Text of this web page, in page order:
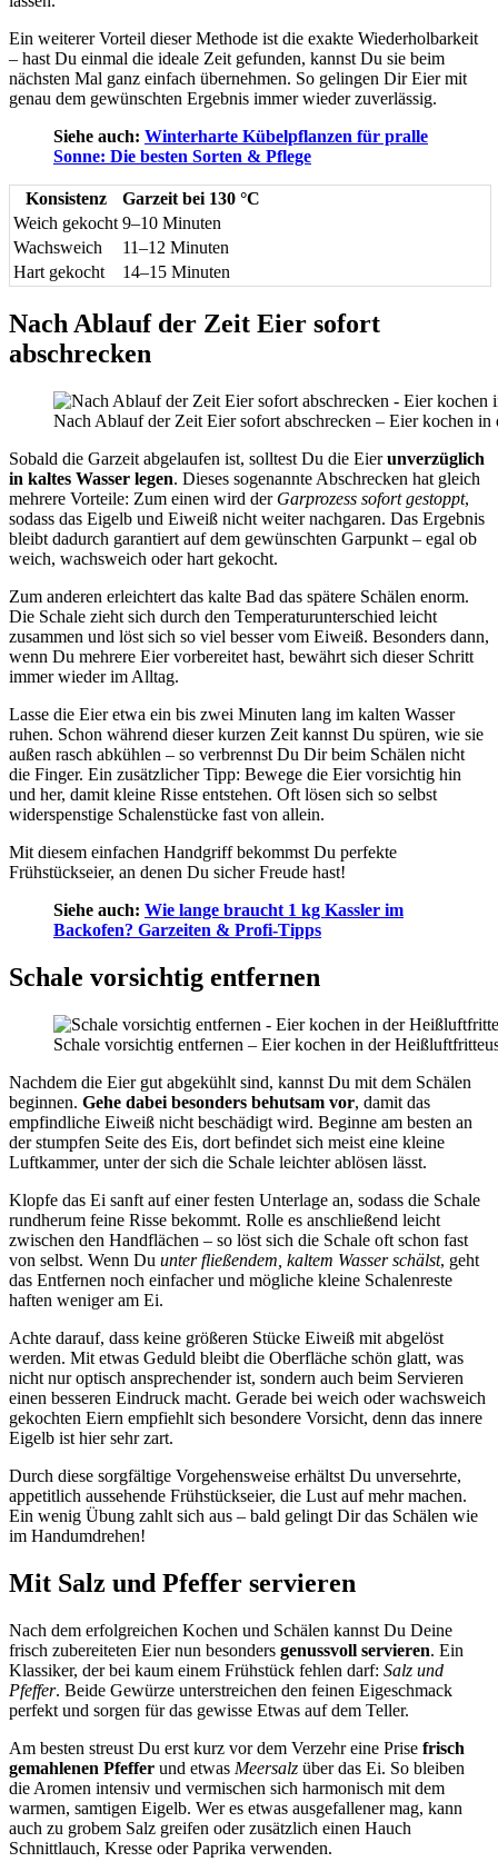
Ein weiterer Vorteil dieser Methode ist die exakte Wiederholbarkeit
– hast Du einmal die ideale Zeit gefunden, kannst Du sie beim
nächsten Mal ganz einfach übernehmen. So gelingen Dir Eier mit
genau dem gewünschten Ergebnis immer wieder zuverlässig.
Siehe auch: Winterharte Kübelpflanzen für pralle
Sonne: Die besten Sorten & Pflege
Konsistenz
Garzeit bei 130 °C
Weich gekocht 9–10 Minuten
Wachsweich
11–12 Minuten
Hart gekocht
14–15 Minuten
Nach Ablauf der Zeit Eier sofort
abschrecken
Nach Ablauf der Zeit Eier sofort abschrecken – Eier kochen
Sobald die Garzeit abgelaufen ist, solltest Du die Eierunverzüglich
in kaltes Wasser legen. Dieses sogenannte Abschrecken hat gleich
mehrere Vorteile: Zum einen wird der Garprozess sofort gestoppt,
sodass das Eigelb und Eiweiß nicht weiter nachgaren. Das Ergebnis
bleibt dadurch garantiert auf dem gewünschten Garpunkt – egal ob
weich, wachsweich oder hart gekocht.
Zum anderen erleichtert das kalte Bad das spätere Schälen enorm.
Die Schale zieht sich durch den Temperaturunterschied leicht
zusammen und löst sich so viel besser vom Eiweiß. Besonders dann,
wenn Du mehrere Eier vorbereitet hast, bewährt sich dieser Schritt
immer wieder im Alltag.
Lasse die Eier etwa ein bis zwei Minuten lang im kalten Wasser
ruhen. Schon während dieser kurzen Zeit kannst Du spüren, wie sie
außen rasch abkühlen – so verbrennst Du Dir beim Schälen nicht
die Finger. Ein zusätzlicher Tipp: Bewege die Eier vorsichtig hin
und her, damit kleine Risse entstehen. Oft lösen sich so selbst
widerspenstige Schalenstücke fast von allein.
Mit diesem einfachen Handgriff bekommst Du perfekte
Frühstückseier, an denen Du sicher Freude hast!
Siehe auch: Wie lange braucht 1 kg Kassler im
Backofen? Garzeiten & Profi-Tipps
Schale vorsichtig entfernen
Schale vorsichtig entfernen – Eier kochen in der
Nachdem die Eier gut abgekühlt sind, kannst Du mit dem Schälen
beginnen. Gehe dabei besonders behutsam vor, damit das
empfindliche Eiweiß nicht beschädigt wird. Beginne am besten an
der stumpfen Seite des Eis, dort befindet sich meist eine kleine
Luftkammer, unter der sich die Schale leichter ablösen lässt.
Klopfe das Ei sanft auf einer festen Unterlage an, sodass die Schale
rundherum feine Risse bekommt. Rolle es anschließend leicht
zwischen den Handflächen – so löst sich die Schale oft schon fast
von selbst. Wenn Du unter fließendem, kaltem Wasser schälst, geht
das Entfernen noch einfacher und mögliche kleine Schalenreste
haften weniger am Ei.
Achte darauf, dass keine größeren Stücke Eiweiß mit abgelöst
werden. Mit etwas Geduld bleibt die Oberfläche schön glatt, was
nicht nur optisch ansprechender ist, sondern auch beim Servieren
einen besseren Eindruck macht. Gerade bei weich oder wachsweich
gekochten Eiern empfiehlt sich besondere Vorsicht, denn das innere
Eigelb ist hier sehr zart.
Durch diese sorgfältige Vorgehensweise erhältst Du unversehrte,
appetitlich aussehende Frühstückseier, die Lust auf mehr machen.
Ein wenig Übung zahlt sich aus – bald gelingt Dir das Schälen wie
im Handumdrehen!
Mit Salz und Pfeffer servieren
Nach dem erfolgreichen Kochen und Schälen kannst Du Deine
frisch zubereiteten Eier nun besonders genussvoll servieren. Ein
Klassiker, der bei kaum einem Frühstück fehlen darf: Salz und
Pfeffer. Beide Gewürze unterstreichen den feinen Eigeschmack
perfekt und sorgen für das gewisse Etwas auf dem Teller.
Am besten streust Du erst kurz vor dem Verzehr eine Prise frisch
gemahlenen Pfeffer und etwas Meersalz über das Ei. So bleiben
die Aromen intensiv und vermischen sich harmonisch mit dem
warmen, samtigen Eigelb. Wer es etwas ausgefallener mag, kann
auch zu grobem Salz greifen oder zusätzlich einen Hauch
Schnittlauch, Kresse oder Paprika verwenden.